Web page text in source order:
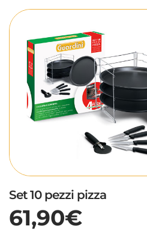
Set 10 pezzi pizza
61,90€